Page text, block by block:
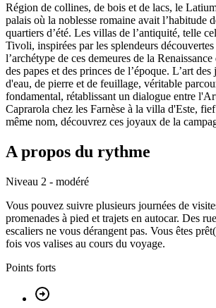
Région de collines, de bois et de lacs, le
palais où la noblesse romaine avait l’habitude
quartiers d’été. Les villas de l’antiquité, telle
Tivoli, inspirées par les splendeurs
l’archétype de ces demeures de la
des papes et des princes de l’époque. L’art
d'eau, de pierre et de feuillage, véritable
fondamental, rétablissant un dialogue entre
Caprarola chez les Farnèse à la villa d'Este,
même nom, découvrez ces joyaux de la
A propos du rythme
Niveau 2 - modéré
Vous pouvez suivre plusieurs journées de
promenades à pied et trajets en autocar. Des
escaliers ne vous dérangent pas. Vous êtes
fois vos valises au cours du voyage.
Points forts